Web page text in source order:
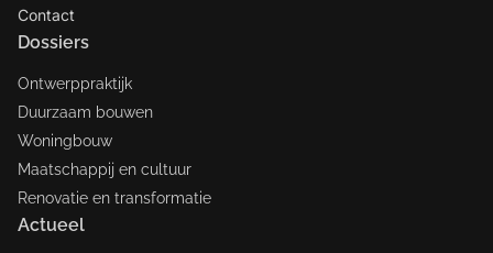
Contact
Dossiers
Ontwerppraktijk
Duurzaam bouwen
Woningbouw
Maatschappij en cultuur
Renovatie en transformatie
Actueel